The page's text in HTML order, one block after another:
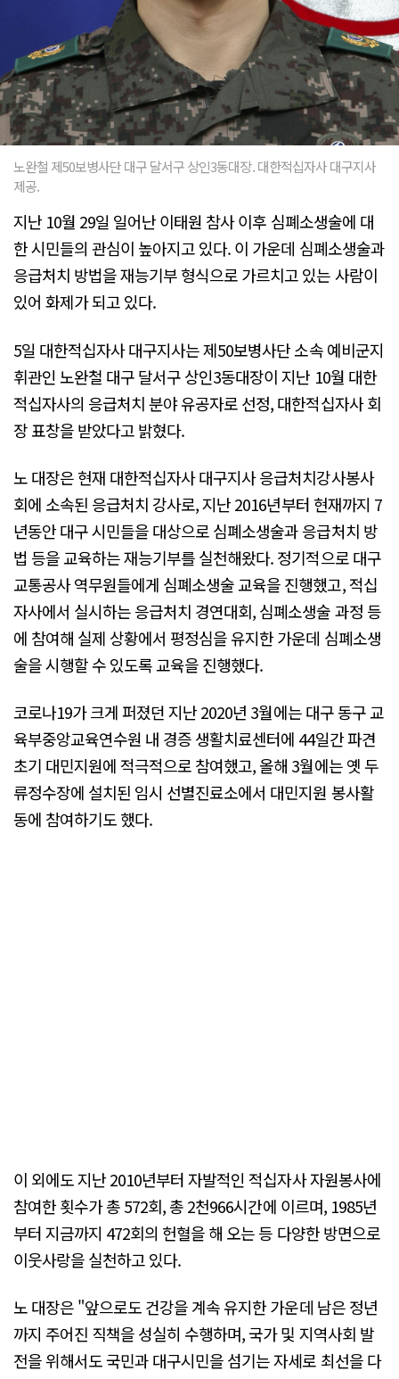
노완철 제50보병사단 대구 달서구 상인3동대장. 대한적십자사 대구지사
제공.
지난 10월 29일 일어난 이태원 참사 이후 심폐소생술에 대
한 시민들의 관심이 높아지고 있다. 이 가운데 심폐소생술과
응급처치 방법을 재능기부 형식으로 가르치고 있는 사람이
있어 화제가 되고 있다.
5일 대한적십자사 대구지사는 제50보병사단 소속 예비군지
휘관인 노완철 대구 달서구 상인3동대장이 지난 10월 대한
적십자사의 응급처치 분야 유공자로 선정, 대한적십자사 회
장 표창을 받았다고 밝혔다.
노 대장은 현재 대한적십자사 대구지사 응급처치강사봉사
회에 소속된 응급처치 강사로, 지난 2016년부터 현재까지 7
년동안 대구 시민들을 대상으로 심폐소생술과 응급처치 방
법 등을 교육하는 재능기부를 실천해왔다. 정기적으로 대구
교통공사 역무원들에게 심폐소생술 교육을 진행했고, 적십
자사에서 실시하는 응급처치 경연대회, 심폐소생술 과정 등
에 참여해 실제 상황에서 평정심을 유지한 가운데 심폐소생
술을 시행할 수 있도록 교육을 진행했다.
코로나19가 크게 퍼졌던 지난 2020년 3월에는 대구 동구 교
육부중앙교육연수원 내 경증 생활치료센터에 44일간 파견
초기 대민지원에 적극적으로 참여했고, 올해 3월에는 옛 두
류정수장에 설치된 임시 선별진료소에서 대민지원 봉사활
동에 참여하기도 했다.
이 외에도 지난 2010년부터 자발적인 적십자사 자원봉사에
참여한 횟수가 총 572회, 총 2천966시간에 이르며, 1985년
부터 지금까지 472회의 헌혈을 해 오는 등 다양한 방면으로
이웃사랑을 실천하고 있다.
노 대장은 "앞으로도 건강을 계속 유지한 가운데 남은 정년
까지 주어진 직책을 성실히 수행하며, 국가 및 지역사회 발
전을 위해서도 국민과 대구시민을 섬기는 자세로 최선을 다